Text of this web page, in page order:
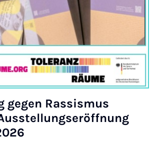
gegen Rassismus